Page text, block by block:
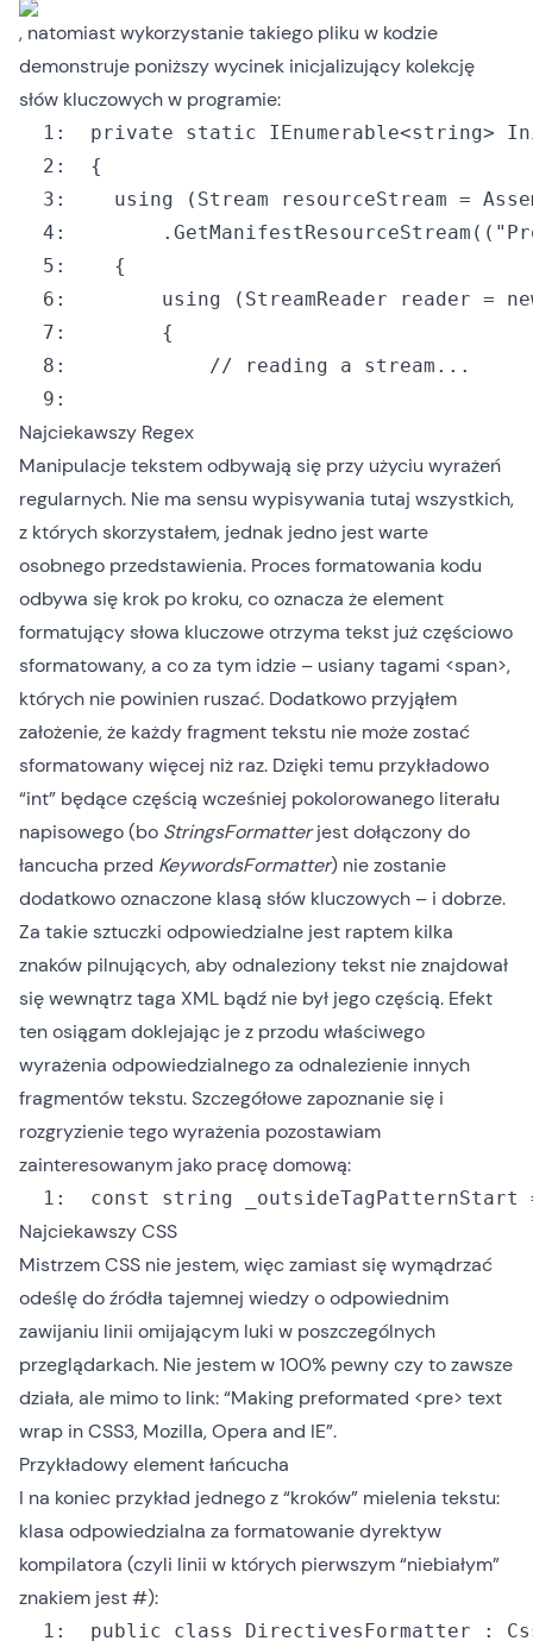
, natomiast wykorzystanie takiego pliku w kodzie
demonstruje poniższy wycinek inicjalizujący kolekcję
słów kluczowych w programie:
  1:
private static IEnumerable<string
  2:
  3:
using
  4:
  		.GetManifestResourceStream((
  5:
  6:
using (StreamReader reader =
  7:
  8:
  9:
Najciekawszy Regex
Manipulacje tekstem odbywają się przy użyciu wyrażeń
regularnych. Nie ma sensu wypisywania tutaj wszystkich,
z których skorzystałem, jednak jedno jest warte
osobnego przedstawienia. Proces formatowania kodu
odbywa się krok po kroku, co oznacza że element
formatujący słowa kluczowe otrzyma tekst już częściowo
sformatowany, a co za tym idzie – usiany tagami <span>,
których nie powinien ruszać. Dodatkowo przyjąłem
założenie, że każdy fragment tekstu nie może zostać
sformatowany więcej niż raz. Dzięki temu przykładowo
“int” będące częścią wcześniej pokolorowanego literału
napisowego (bo StringsFormatterjest dołączony do
łancucha przed KeywordsFormatter) nie zostanie
dodatkowo oznaczone klasą słów kluczowych – i dobrze.
Za takie sztuczki odpowiedzialne jest raptem kilka
znaków pilnujących, aby odnaleziony tekst nie znajdował
się wewnątrz taga XML bądź nie był jego częścią. Efekt
ten osiągam doklejając je z przodu właściwego
wyrażenia odpowiedzialnego za odnalezienie innych
fragmentów tekstu. Szczegółowe zapoznanie się i
rozgryzienie tego wyrażenia pozostawiam
zainteresowanym jako pracę domową:
  1:
const string
Najciekawszy CSS
Mistrzem CSS nie jestem, więc zamiast się wymądrzać
odeślę do źródła tajemnej wiedzy o odpowiednim
zawijaniu linii omijającym luki w poszczególnych
przeglądarkach. Nie jestem w 100% pewny czy to zawsze
działa, ale mimo to link:“Making preformated <pre> text
wrap in CSS3, Mozilla, Opera and IE”.
Przykładowy element łańcucha
I na koniec przykład jednego z “kroków” mielenia tekstu:
klasa odpowiedzialna za formatowanie dyrektyw
kompilatora (czyli linii w których pierwszym “niebiałym”
znakiem jest #):
  1:
public class